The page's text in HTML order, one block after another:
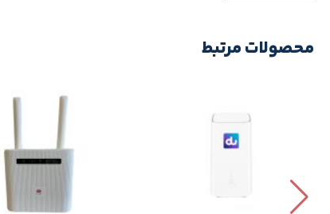
محصولات مرتبط